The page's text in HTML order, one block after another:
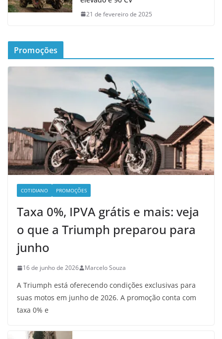
21 de fevereiro de 2025
Promoções
COTIDIANO PROMOÇÕES
Taxa 0%, IPVA grátis e mais: veja
o que a Triumph preparou para
junho
16 de junho de 2026 Marcelo Souza
A Triumph está oferecendo condições exclusivas para
suas motos em junho de 2026. A promoção conta com
taxa 0% e